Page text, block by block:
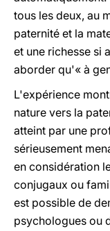
tous les deux, au
paternité et la
et une richesse si
aborder qu'« à
L'expérience
nature vers la
atteint par une
sérieusement
en considération
conjugaux ou
est possible de
psychologues ou